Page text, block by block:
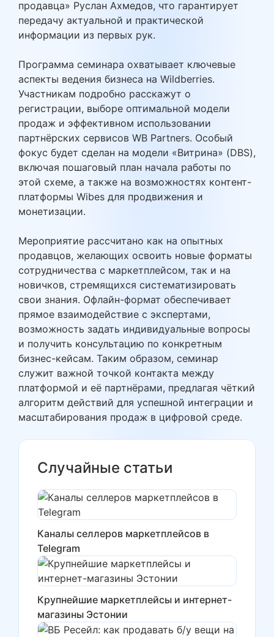
продавца» Руслан Ахмедов, что гарантирует
передачу актуальной и практической
информации из первых рук.
Программа семинара охватывает ключевые
аспекты ведения бизнеса на Wildberries.
Участникам подробно расскажут о
регистрации, выборе оптимальной модели
продаж и эффективном использовании
партнёрских сервисов WB Partners. Особый
фокус будет сделан на модели «Витрина» (DBS),
включая пошаговый план начала работы по
этой схеме, а также на возможностях контент-
платформы Wibes для продвижения и
монетизации.
Мероприятие рассчитано как на опытных
продавцов, желающих освоить новые форматы
сотрудничества с маркетплейсом, так и на
новичков, стремящихся систематизировать
свои знания. Офлайн-формат обеспечивает
прямое взаимодействие с экспертами,
возможность задать индивидуальные вопросы
и получить консультацию по конкретным
бизнес-кейсам. Таким образом, семинар
служит важной точкой контакта между
платформой и её партнёрами, предлагая чёткий
алгоритм действий для успешной интеграции и
масштабирования продаж в цифровой среде.
Случайные статьи
Каналы селлеров маркетплейсов в
Telegram
Крупнейшие маркетплейсы и интернет-
магазины Эстонии